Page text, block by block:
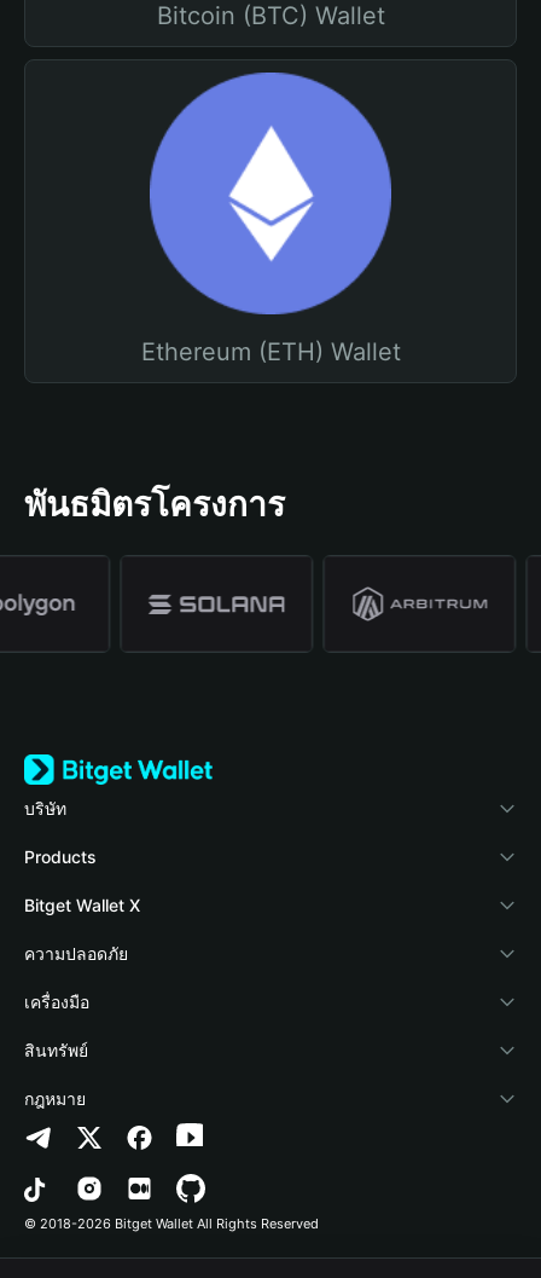
Bitcoin (BTC) Wallet
Ethereum (ETH) Wallet
พันธมิตรโครงการ
บริษัท
เกี่ยวกับ Bitget Wallet
Blog
Academy
ข่าวสารด้านคริปโต
ศูนย์ช่วยเหลือ
ติดต่อเรา
ทรัพยากรข้อมูลของแบรนด์
อาชีพ
Products
Crypto Card
Stablecoin Earn
Payfi Crypto
Crypto Swap API
Altcoin Season Index
Prediction Markets
DApp
Bitget Wallet X
นักพัฒนา
เชื่อมต่อ Wallet
Bitget Wallet Pay
ลิสต์โปรเจกต์
ความปลอดภัย
Protection Fund
เทคโนโลยีความปลอดภัย
เครื่องมือ
ซื้อคริปโต
การตรวจจับการอนุญาต
การตรวจจับสัญญา
การโอนเป็นชุด
สินทรัพย์
Arbitrum
Avalanche
Bitcoin
กฎหมาย
นโยบายความเป็นส่วนตัว
ข้อตกลงในการใช้บริการ
© 2018-2026 Bitget Wallet All Rights Reserved